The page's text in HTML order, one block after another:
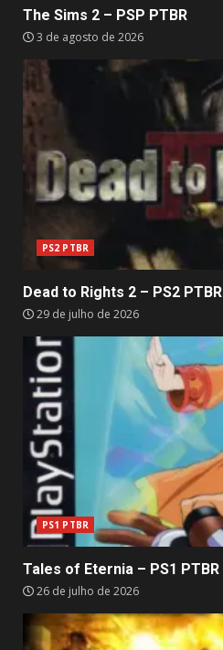
The Sims 2 – PSP PTBR
3 de agosto de 2026
PS2 PTBR
Dead to Rights 2 – PS2 PTBR
29 de julho de 2026
PS1 PTBR
Tales of Eternia – PS1 PTBR
26 de julho de 2026